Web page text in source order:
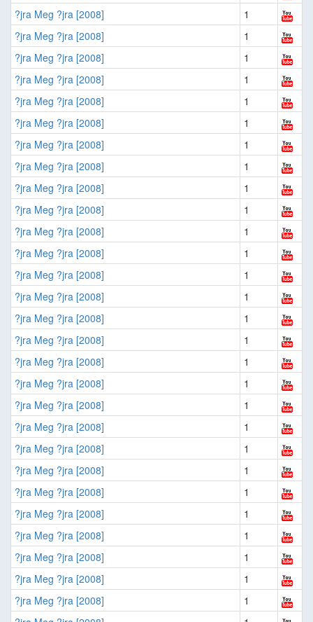
?jra Meg ?jra [2008]
1
?jra Meg ?jra [2008]
1
?jra Meg ?jra [2008]
1
?jra Meg ?jra [2008]
1
?jra Meg ?jra [2008]
1
?jra Meg ?jra [2008]
1
?jra Meg ?jra [2008]
1
?jra Meg ?jra [2008]
1
?jra Meg ?jra [2008]
1
?jra Meg ?jra [2008]
1
?jra Meg ?jra [2008]
1
?jra Meg ?jra [2008]
1
?jra Meg ?jra [2008]
1
?jra Meg ?jra [2008]
1
?jra Meg ?jra [2008]
1
?jra Meg ?jra [2008]
1
?jra Meg ?jra [2008]
1
?jra Meg ?jra [2008]
1
?jra Meg ?jra [2008]
1
?jra Meg ?jra [2008]
1
?jra Meg ?jra [2008]
1
?jra Meg ?jra [2008]
1
?jra Meg ?jra [2008]
1
?jra Meg ?jra [2008]
1
?jra Meg ?jra [2008]
1
?jra Meg ?jra [2008]
1
?jra Meg ?jra [2008]
1
?jra Meg ?jra [2008]
1